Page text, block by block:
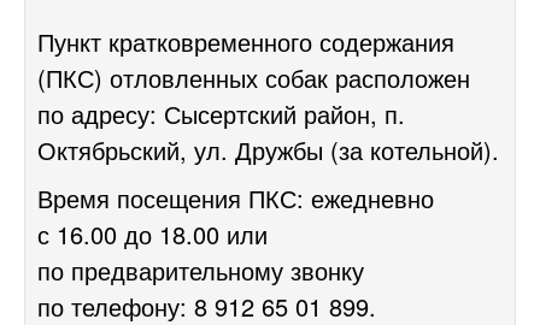
Пункт кратковременного содержания
(ПКС) отловленных собак расположен
по адресу: Сысертский район, п.
Октябрьский, ул. Дружбы (за котельной).
Время посещения ПКС: ежедневно
с 16.00 до 18.00 или
по предварительному звонку
по телефону: 8 912 65 01 899.